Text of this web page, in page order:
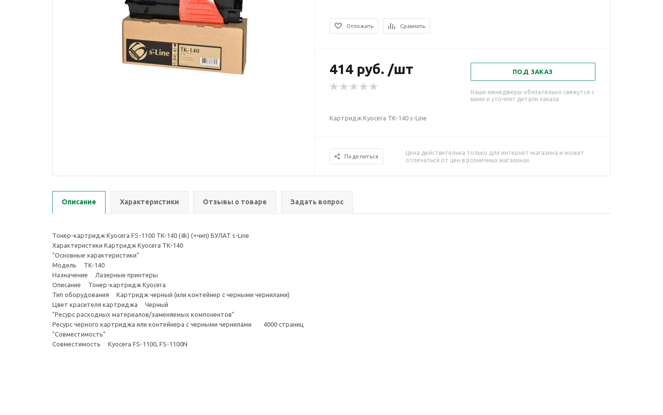
Отложить Сравнить
414 руб. /шт ПОД ЗАКАЗ
Наши менеджеры обязательно свяжутся с
вами и уточнят детали заказа
Картридж Kyocera TK-140 s-Line
Поделиться
Цена действительна только для интернет-магазина и может
отличаться от цен в розничных магазинах
Описание Характеристики Отзывы о товаре Задать вопрос
Тонер-картридж Kyocera FS-1100 TK-140 (4k) (+чип) БУЛАТ s-Line
Характеристики Картридж Kyocera TK-140
"Основные характеристики"
Модель TK-140
Назначение Лазерные принтеры
Описание Тонер-картридж Kyocera
Тип оборудования Картридж черный (или контейнер с черными чернилами)
Цвет красителя картриджа Черный
"Ресурс расходных материалов/заменяемых компонентов"
Ресурс черного картриджа или контейнера с черными чернилами 4000 страниц
"Совместимость"
Совместимость Kyocera FS-1100, FS-1100N